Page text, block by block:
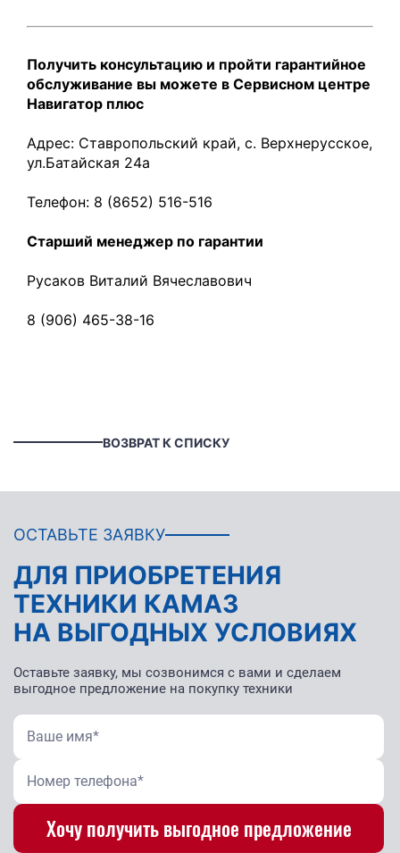
Получить консультацию и пройти гарантийное
обслуживание вы можете в Сервисном центре
Навигатор плюс
Адрес: Ставропольский край, с. Верхнерусское,
ул.Батайская 24а
Телефон: 8 (8652) 516-516
Старший менеджер по гарантии
Русаков Виталий Вячеславович
8 (906) 465-38-16
ВОЗВРАТ К СПИСКУ
ОСТАВЬТЕ ЗАЯВКУ
ДЛЯ ПРИОБРЕТЕНИЯ
ТЕХНИКИ КАМАЗ
НА ВЫГОДНЫХ УСЛОВИЯХ
Оставьте заявку, мы созвонимся с вами и сделаем
выгодное предложение на покупку техники